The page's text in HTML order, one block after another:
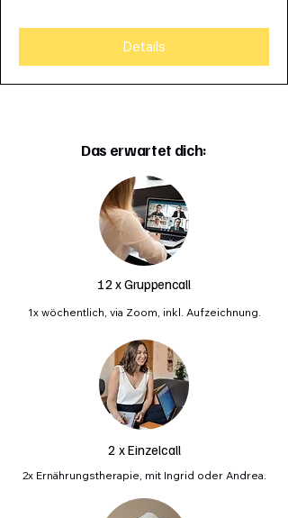
Details
Das erwartet dich:
12 x Gruppencall
1x wöchentlich, via Zoom, inkl. Aufzeichnung.
2 xEinzelcall
2x Ernährungstherapie, mit Ingrid oder Andrea.